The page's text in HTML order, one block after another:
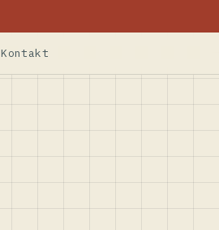
Kontakt